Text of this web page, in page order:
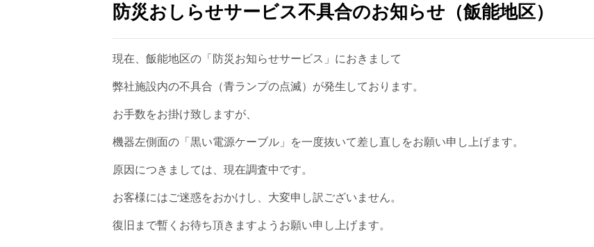
防災おしらせサービス不具合のお知らせ（飯能地区）
現在、飯能地区の「防災お知らせサービス」におきまして
弊社施設内の不具合（青ランプの点滅）が発生しております。
お手数をお掛け致しますが、
機器左側面の「黒い電源ケーブル」を一度抜いて差し直しをお願い申し上げます。
原因につきましては、現在調査中です。
お客様にはご迷惑をおかけし、大変申し訳ございません。
復旧まで暫くお待ち頂きますようお願い申し上げます。